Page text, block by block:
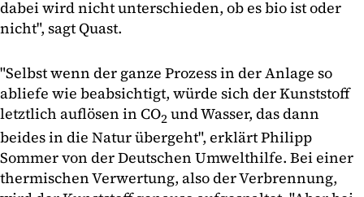
dabei wird nicht unterschieden, ob es bio ist oder
nicht", sagt Quast.
"Selbst wenn der ganze Prozess in der Anlage so
abliefe wie beabsichtigt, würde sich der Kunststoff
letztlich auflösen in CO2und Wasser, das dann
beides in die Natur übergeht", erklärt Philipp
Sommer von der Deutschen Umwelthilfe. Bei einer
thermischen Verwertung, also der Verbrennung,